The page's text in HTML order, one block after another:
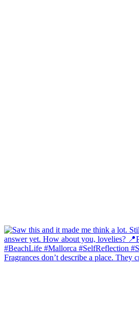
Fragrances don’t describe a place. They